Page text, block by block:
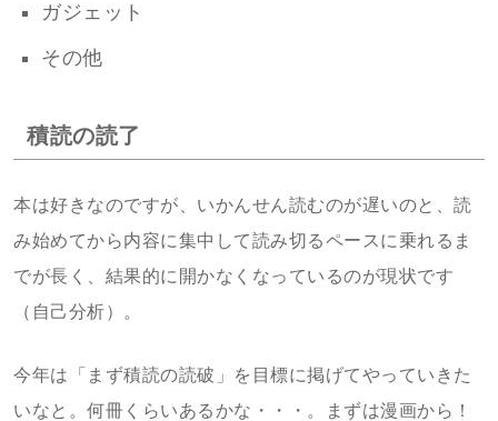
ガジェット
その他
積読の読了
本は好きなのですが、いかんせん読むのが遅いのと、読
み始めてから内容に集中して読み切るペースに乗れるま
でが長く、結果的に開かなくなっているのが現状です
（自己分析）。
今年は「まず積読の読破」を目標に掲げてやっていきた
いなと。何冊くらいあるかな・・・。まずは漫画から！